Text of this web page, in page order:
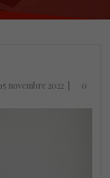
15 novembre 2022| 0